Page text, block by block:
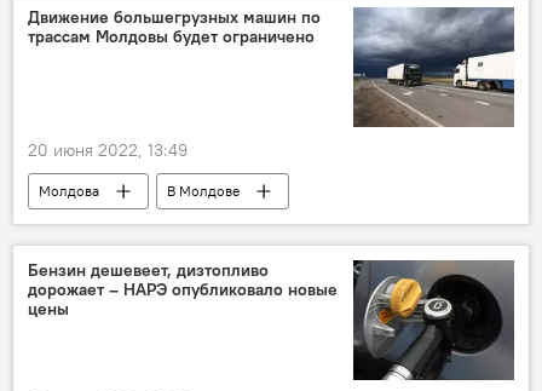
Спецоперация России по защите Донбасса
Движение большегрузных машин по
трассам Молдовы будет ограничено
20 июня 2022, 13:49
Молдова
В Молдове
грузовой траспорт
Бензин дешевеет, дизтопливо
дорожает – НАРЭ опубликовало новые
цены